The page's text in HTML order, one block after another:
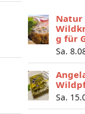
Natur
g für
Sa.
Sa.